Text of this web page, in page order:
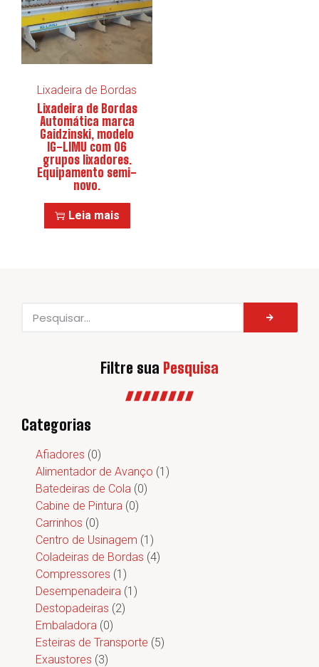
Lixadeira de Bordas
Lixadeira de Bordas
Automática marca
Gaidzinski, modelo
IG-LIMU com 06
grupos lixadores.
Equipamento semi-
novo.
Leia mais
Filtre sua Pesquisa
Categorias
Afiadores (0)
Alimentador de Avanço (1)
Batedeiras de Cola (0)
Cabine de Pintura (0)
Carrinhos (0)
Centro de Usinagem (1)
Coladeiras de Bordas (4)
Compressores (1)
Desempenadeira (1)
Destopadeiras (2)
Embaladora (0)
Esteiras de Transporte (5)
Exaustores (3)